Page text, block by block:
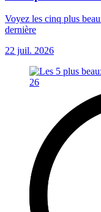
Voyez les cinq plus
dernière
22 juil. 2026